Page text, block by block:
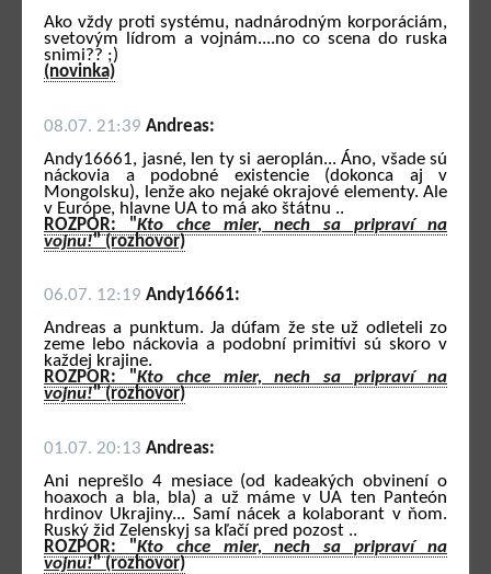
Ako vždy proti systému, nadnárodným korporáciám,
svetovým lídrom a vojnám....no co scena do ruska
snimi?? ;)
(novinka)
08.07. 21:39 Andreas:
Andy16661, jasné, len ty si aeroplán... Áno, všade sú
náckovia a podobné existencie (dokonca aj v
Mongolsku), lenže ako nejaké okrajové elementy. Ale
v Európe, hlavne UA to má ako štátnu ..
ROZPOR: "Kto chce mier, nech sa pripraví na
vojnu!" (rozhovor)
06.07. 12:19 Andy16661:
Andreas a punktum. Ja dúfam že ste už odleteli zo
zeme lebo náckovia a podobní primitívi sú skoro v
každej krajine.
ROZPOR: "Kto chce mier, nech sa pripraví na
vojnu!" (rozhovor)
01.07. 20:13 Andreas:
Ani neprešlo 4 mesiace (od kadeakých obvinení o
hoaxoch a bla, bla) a už máme v UA ten Panteón
hrdinov Ukrajiny... Samí nácek a kolaborant v ňom.
Ruský žid Zelenskyj sa kľačí pred pozost ..
ROZPOR: "Kto chce mier, nech sa pripraví na
vojnu!" (rozhovor)